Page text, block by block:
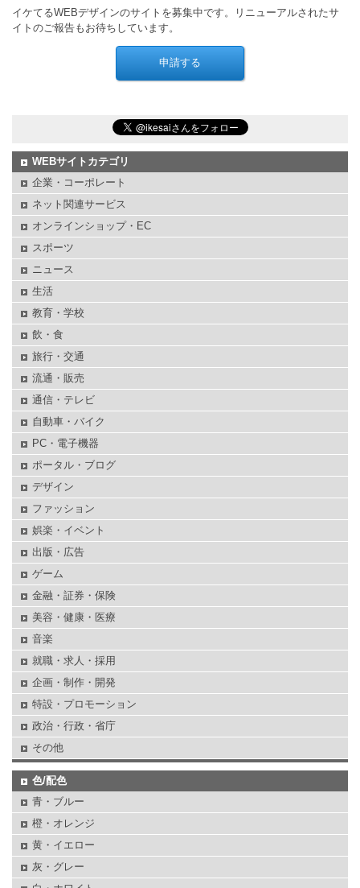
イケてるWEBデザインのサイトを募集中です。リニューアルされたサ
イトのご報告もお待ちしています。
WEBサイトカテゴリ
企業・コーポレート
ネット関連サービス
オンラインショップ・EC
スポーツ
ニュース
生活
教育・学校
飲・食
旅行・交通
流通・販売
通信・テレビ
自動車・バイク
PC・電子機器
ポータル・ブログ
デザイン
ファッション
娯楽・イベント
出版・広告
ゲーム
金融・証券・保険
美容・健康・医療
音楽
就職・求人・採用
企画・制作・開発
特設・プロモーション
政治・行政・省庁
その他
色/配色
青・ブルー
橙・オレンジ
黄・イエロー
灰・グレー